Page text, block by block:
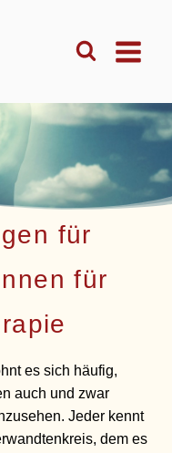
für
für
es sich häufig,
auch und zwar
Jeder kennt
dem es